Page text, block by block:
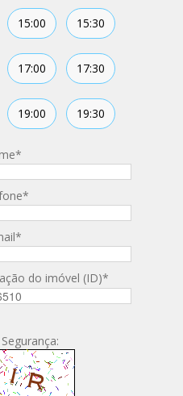
15:00 15:30
17:00 17:30
19:00 19:30
*
*
*
do imóvel (ID)*